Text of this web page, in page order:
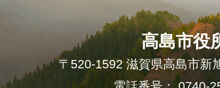
高島市役
〒520-1592 滋賀県高島市新